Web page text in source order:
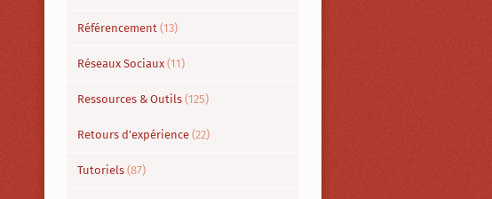
Référencement (13)
Réseaux Sociaux (11)
Ressources & Outils (125)
Retours d'expérience (22)
Tutoriels (87)